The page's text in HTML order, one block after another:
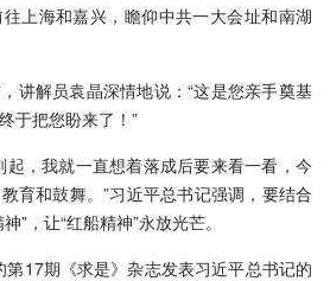
上海和嘉兴，瞻仰中共一大会址和南湖
讲解员袁晶深情地说：“这是您亲手奠基
于把您盼来了！”
起，我就一直想着落成后要来看一看，今
育和鼓舞。”习近平总书记强调，要结合
”，让“红船精神”永放光芒。
17期《求是》杂志发表习近平总书记的